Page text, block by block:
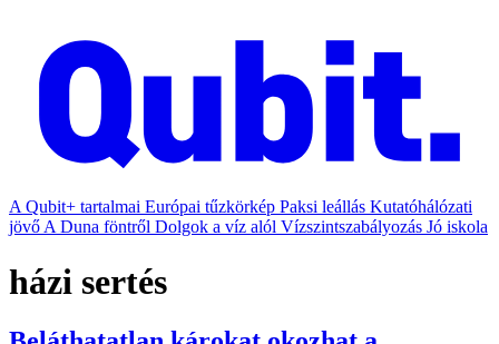
A Qubit+ tartalmai Európai tűzkörkép Paksi leállás Kutatóhálózati
jövő A Duna föntről Dolgok a víz alól Vízszintszabályozás Jó iskola
házi sertés